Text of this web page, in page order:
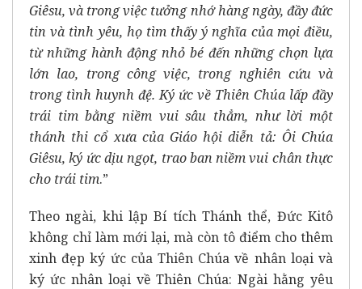
Giêsu, và trong việc tưởng nhớ hàng ngày, đầy đức
tin và tình yêu, họ tìm thấy ý nghĩa của mọi điều,
từ những hành động nhỏ bé đến những chọn lựa
lớn lao, trong công việc, trong nghiên cứu và
trong tình huynh đệ. Ký ức về Thiên Chúa lấp đầy
trái tim bằng niềm vui sâu thẳm, như lời một
thánh thi cổ xưa của Giáo hội diễn tả: ÔiChúa
Giêsu, ký ức dịu ngọt, trao ban niềm vui chân thực
cho trái tim.”
Theo ngài, khi lập Bí tích Thánh thể, Đức Kitô
không chỉ làm mới lại, mà còn tô điểm cho thêm
xinh đẹp ký ức của Thiên Chúa về nhân loại và
ký ức nhân loại về Thiên Chúa: Ngài hằng yêu